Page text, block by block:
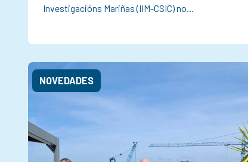
Investigacións Mariñas (IIM-CSIC) no…
NOVEDADES